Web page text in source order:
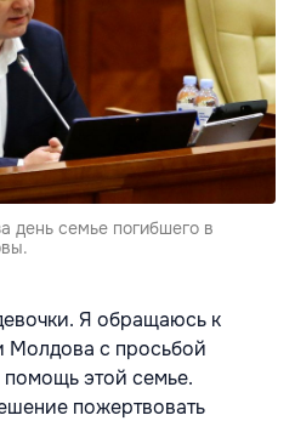
день семье погибшего в
Я обращаюсь к
Молдова с просьбой
этой семье.
пожертвовать